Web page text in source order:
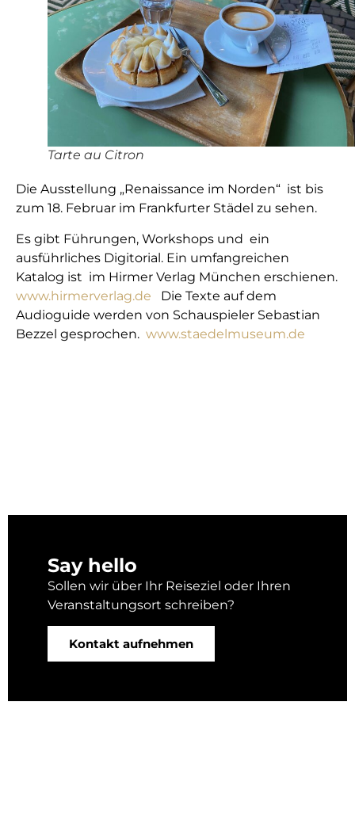
Tarte au Citron
Die Ausstellung „Renaissance im Norden“ ist bis
zum 18. Februar im Frankfurter Städel zu sehen.
Es gibt Führungen, Workshops und ein
ausführliches Digitorial. Ein umfangreichen
Katalog ist im Hirmer Verlag München erschienen.
www.hirmerverlag.de Die Texte auf dem
Audioguide werden von Schauspieler Sebastian
Bezzel gesprochen. www.staedelmuseum.de
Say hello
Sollen wir über Ihr Reiseziel oder Ihren
Veranstaltungsort schreiben?
Kontakt aufnehmen